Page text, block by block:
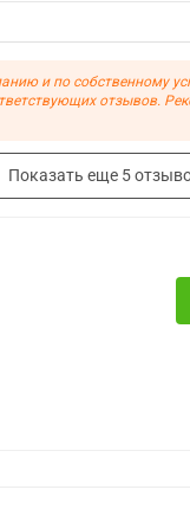
и по
отзывов.
Показать еще 5